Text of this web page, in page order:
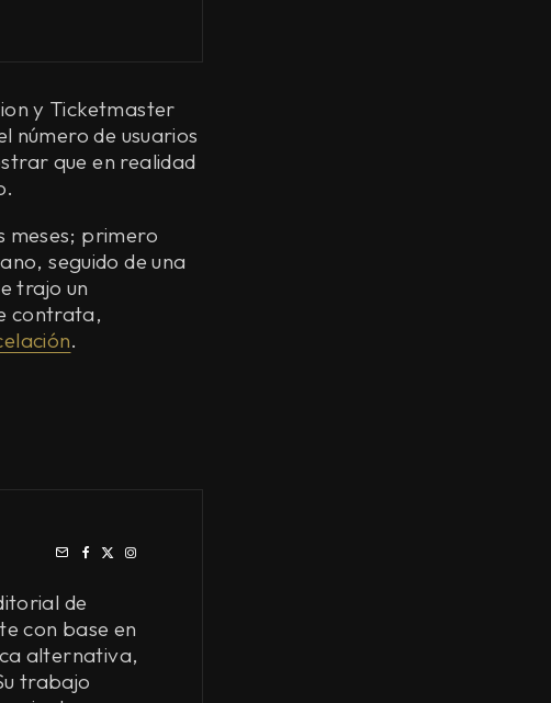
y Ticketmaster
número de usuarios
que en realidad
meses; primero
seguido de una
trajo un
contrata,
.
de
con base en
alternativa,
trabajo